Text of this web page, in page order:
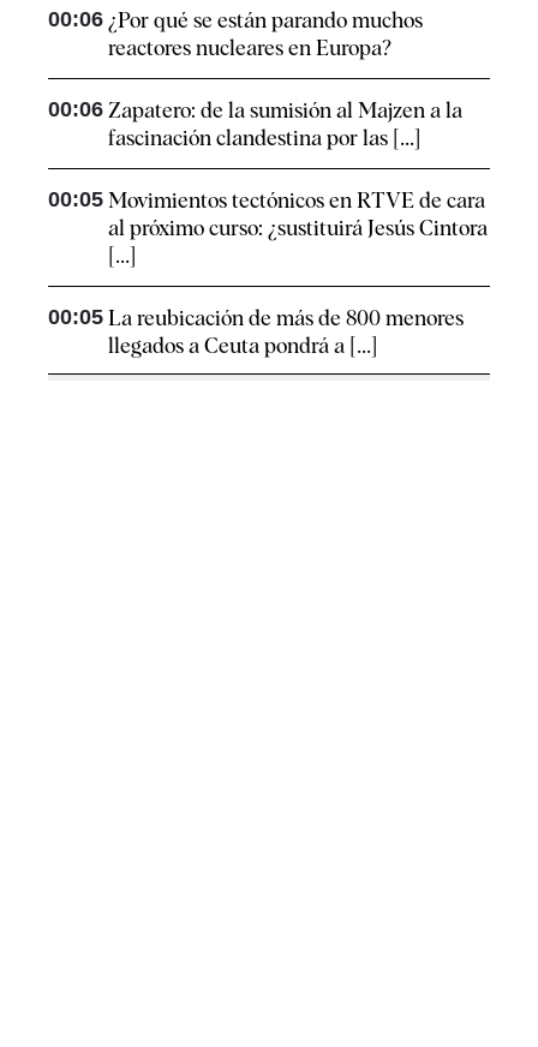
00:06 ¿Por qué se están parando muchos
reactores nucleares en Europa?
00:06 Zapatero: de la sumisión al Majzen a la
fascinación clandestina por las [...]
00:05 Movimientos tectónicos en RTVE de cara
al próximo curso: ¿sustituirá Jesús Cintora
[...]
00:05 La reubicación de más de 800 menores
llegados a Ceuta pondrá a [...]